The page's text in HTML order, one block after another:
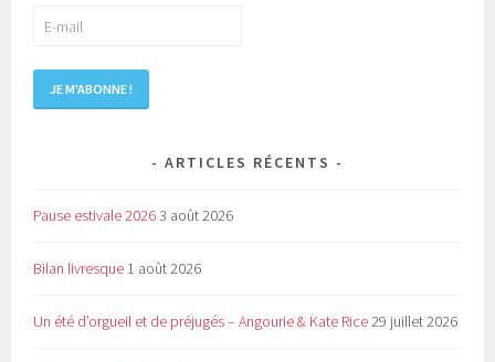
ARTICLES RÉCENTS
Pause estivale 20263 août 2026
Bilan livresque 1 août 2026
Un été d’orgueil et de préjugés – Angourie & Kate Rice29 juillet 2026